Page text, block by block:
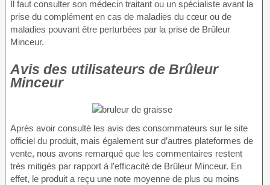
Il faut consulter son médecin traitant ou un spécialiste avant la
prise du complément en cas de maladies du cœur ou de
maladies pouvant être perturbées par la prise de Brûleur
Minceur.
Avis des utilisateurs de Brûleur
Minceur
Après avoir consulté les avis des consommateurs sur le site
officiel du produit, mais également sur d’autres plateformes de
vente, nous avons remarqué que les commentaires restent
très mitigés par rapport à l’efficacité de Brûleur Minceur. En
effet, le produit a reçu une note moyenne de plus ou moins